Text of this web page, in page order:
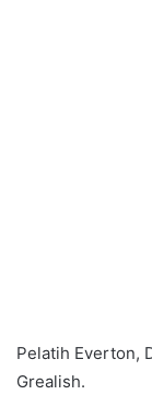
Pelatih Everton,
Grealish.